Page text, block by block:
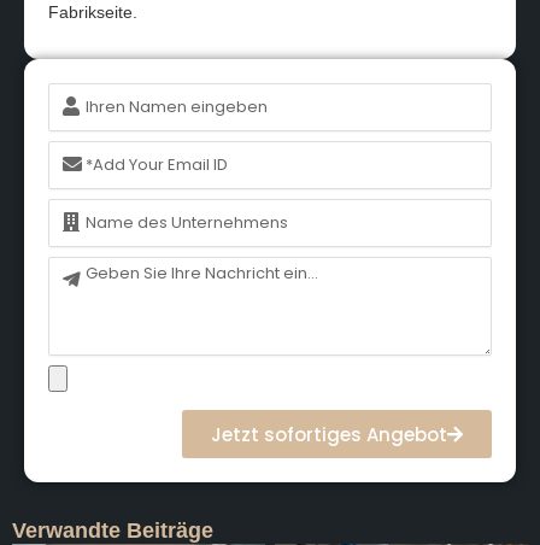
Fabrikseite.
Name
E-
Mail
Name
Nachricht
Jetzt sofortiges Angebot
Verwandte Beiträge